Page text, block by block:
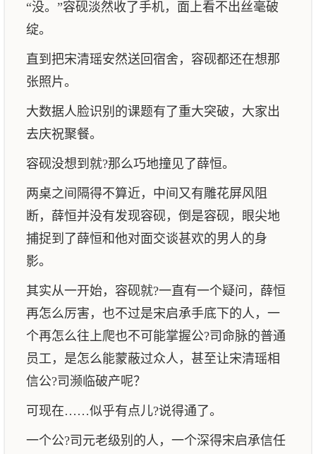
“没。”容砚淡然收了手机，面上看不出丝毫破
绽。
直到把宋清瑶安然送回宿舍，容砚都还在想那
张照片。
大数据人脸识别的课题有了重大突破，大家出
去庆祝聚餐。
容砚没想到就?那么巧地撞见了薛恒。
两桌之间隔得不算近，中间又有雕花屏风阻
断，薛恒并没有发现容砚，倒是容砚，眼尖地
捕捉到了薛恒和他对面交谈甚欢的男人的身
影。
其实从一开始，容砚就?一直有一个疑问，薛恒
再怎么厉害，也不过是宋启承手底下的人，一
个再怎么往上爬也不可能掌握公?司命脉的普通
员工，是怎么能蒙蔽过众人，甚至让宋清瑶相
信公?司濒临破产呢？
可现在……似乎有点儿?说得通了。
一个公?司元老级别的人，一个深得宋启承信任